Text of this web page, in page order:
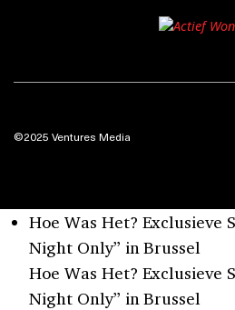
©2025 Ventures Media
Hoe Was Het? Exclusieve
Night Only” in Brussel
Hoe Was Het? Exclusieve
Night Only” in Brussel